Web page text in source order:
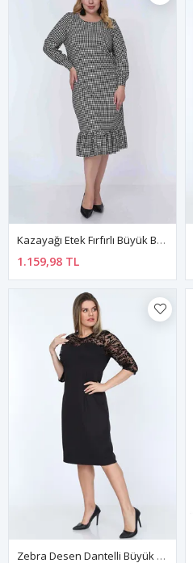
Kazayağı Etek Fırfırlı Büyük Beden Elbise 7F-0779
1.159,98 TL
Zebra Desen Dantelli Büyük Beden Elbise 13D-0776